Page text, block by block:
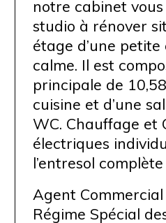
notre cabinet
studio à rénover
étage d’une
calme. Il est
principale de
cuisine et d’une
WC. Chauffage et
électriques
l’entresol
Agent
Régime Spécial